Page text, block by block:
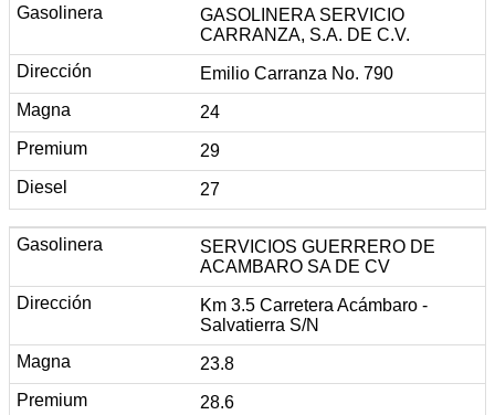
GASOLINERA SERVICIO
CARRANZA, S.A. DE C.V.
Emilio Carranza No. 790
24
29
27
SERVICIOS GUERRERO DE
ACAMBARO SA DE CV
Km 3.5 Carretera Acámbaro -
Salvatierra S/N
23.8
28.6